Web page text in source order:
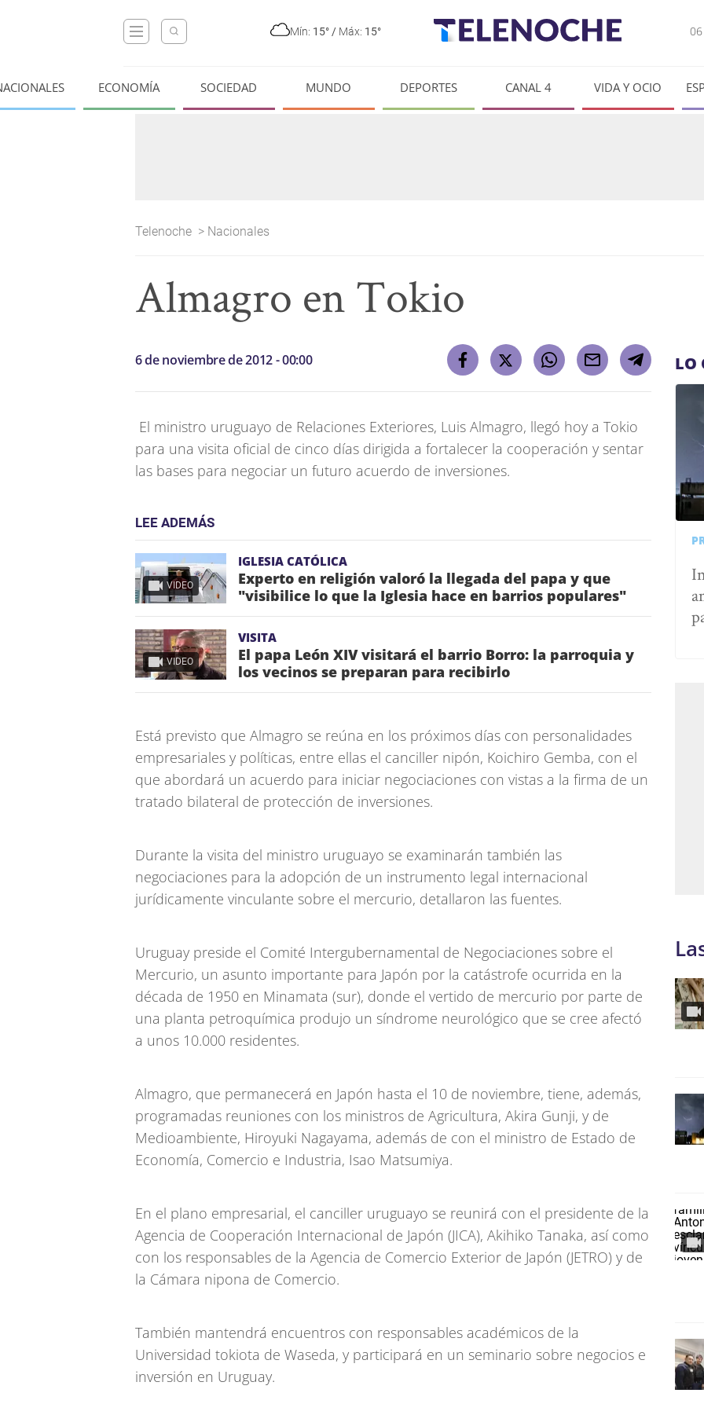
Mín: 15° / Máx: 15°
ECONOMÍA SOCIEDAD MUNDO DEPORTES CANAL 4 VIDA Y OCIO
Telenoche > Nacionales
Almagro en Tokio
6 de noviembre de 2012 - 00:00
El ministro uruguayo de Relaciones Exteriores, Luis Almagro, llegó hoy a Tokio
para una visita oficial de cinco días dirigida a fortalecer la cooperación y sentar
las bases para negociar un futuro acuerdo de inversiones.
LEE ADEMÁS
VIDEO
IGLESIA CATÓLICA
Experto en religión valoró la llegada del papa y que
"visibilice lo que la Iglesia hace en barrios populares"
VIDEO
VISITA
El papa León XIV visitará el barrio Borro: la parroquia y
los vecinos se preparan para recibirlo
Está previsto que Almagro se reúna en los próximos días con personalidades
empresariales y políticas, entre ellas el canciller nipón, Koichiro Gemba, con el
que abordará un acuerdo para iniciar negociaciones con vistas a la firma de un
tratado bilateral de protección de inversiones.
Durante la visita del ministro uruguayo se examinarán también las
negociaciones para la adopción de un instrumento legal internacional
jurídicamente vinculante sobre el mercurio, detallaron las fuentes.
Uruguay preside el Comité Intergubernamental de Negociaciones sobre el
Mercurio, un asunto importante para Japón por la catástrofe ocurrida en la
década de 1950 en Minamata (sur), donde el vertido de mercurio por parte de
una planta petroquímica produjo un síndrome neurológico que se cree afectó
a unos 10.000 residentes.
Almagro, que permanecerá en Japón hasta el 10 de noviembre, tiene, además,
programadas reuniones con los ministros de Agricultura, Akira Gunji, y de
Medioambiente, Hiroyuki Nagayama, además de con el ministro de Estado de
Economía, Comercio e Industria, Isao Matsumiya.
En el plano empresarial, el canciller uruguayo se reunirá con el presidente de la
Agencia de Cooperación Internacional de Japón (JICA), Akihiko Tanaka, así como
con los responsables de la Agencia de Comercio Exterior de Japón (JETRO) y de
la Cámara nipona de Comercio.
También mantendrá encuentros con responsables académicos de la
Universidad tokiota de Waseda, y participará en un seminario sobre negocios e
inversión en Uruguay.
LO